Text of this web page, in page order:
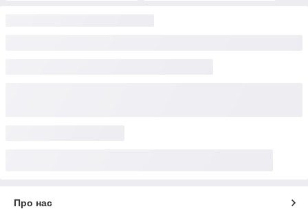
Про нас